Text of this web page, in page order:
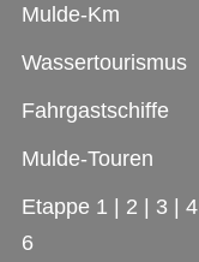
Mulde-Km
Wassertourismus
Fahrgastschiffe
Mulde-Touren
Etappe 1 | 2 | 3 | 4
6